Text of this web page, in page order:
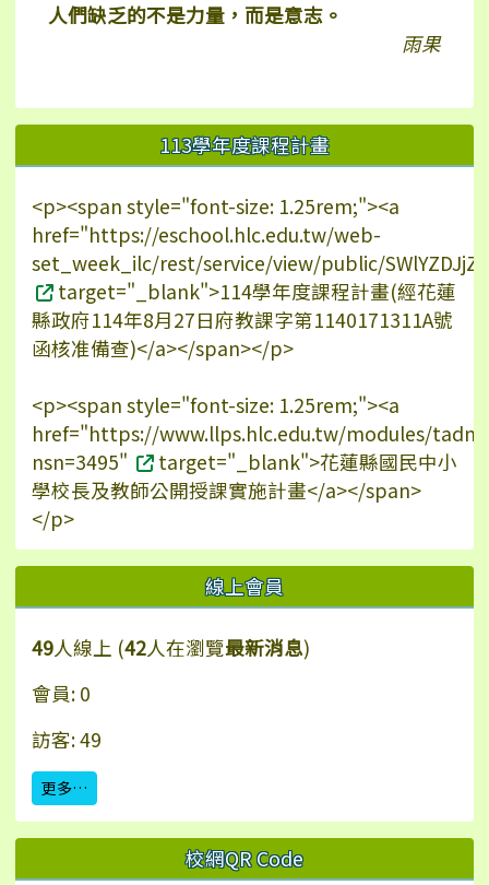
人們缺乏的不是力量，而是意志。
雨果
113學年度課程計畫
<p><span style="font-size: 1.25rem;"><a
href="https://eschool.hlc.edu.tw/web-
set_week_ilc/rest/service/view/public/
target="_blank">114學年度課程計畫(經花蓮
縣政府114年8月27日府教課字第1140171311A號
函核准備查)</a></span></p>
<p><span style="font-size: 1.25rem;"><a
href="https://www.llps.hlc.edu.tw/modules/
nsn=3495"
target="_blank">花蓮縣國民中小
學校長及教師公開授課實施計畫</a></span>
</p>
線上會員
49人線上 (42人在瀏覽最新消息)
會員: 0
訪客: 49
更多…
校網QR Code